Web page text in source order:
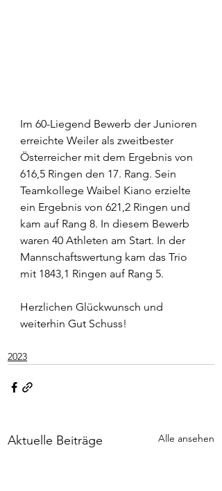
Im 60-Liegend Bewerb der Junioren
erreichte Weiler als zweitbester
Österreicher mit dem Ergebnis von
616,5 Ringen den 17. Rang. Sein
Teamkollege Waibel Kiano erzielte
ein Ergebnis von 621,2 Ringen und
kam auf Rang 8. In diesem Bewerb
waren 40 Athleten am Start. In der
Mannschaftswertung kam das Trio
mit 1843,1 Ringen auf Rang 5.
Herzlichen Glückwunsch und
weiterhin Gut Schuss!
2023
Aktuelle Beiträge Alle ansehen